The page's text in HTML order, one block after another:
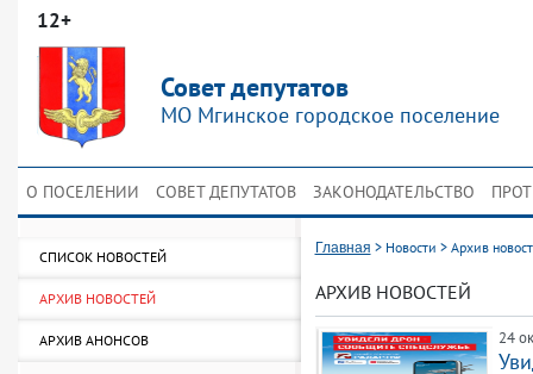
12+
Совет депутатов
МО Мгинское городское поселение
О ПОСЕЛЕНИИ СОВЕТ ДЕПУТАТОВ ЗАКОНОДАТЕЛЬСТВО
СПИСОК НОВОСТЕЙ
АРХИВ НОВОСТЕЙ
АРХИВ АНОНСОВ
Главная > Новости > Архив
АРХИВ НОВОСТЕЙ
24